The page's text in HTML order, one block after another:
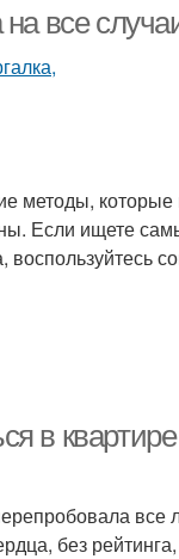
все
методы, которые
Если ищете
в
все
без